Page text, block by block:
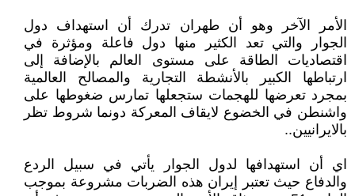
الأمر الآخر وهو أن طهران تدرك أن استهداف دول
الجوار والتي تعد الكثير منها دول فاعلة ومؤثرة في
اقتصاديات الطاقة على مستوى العالم بالإضافة إلى
ارتباطها الكبير بالأنشطة التجارية والمصالح العالمية
بمجرد تعرضها للهجمات ستجعلها تمارس ضغوطها على
واشنطن في الخضوع لايقاف المعركة دونما شروط تظر
بالايرانيين..
اي أن استهدافها لدول الجوار يأتي في سبيل الردع
والدفاع حيث تعتبر إيران هذه الضربات مشروعة بموجب